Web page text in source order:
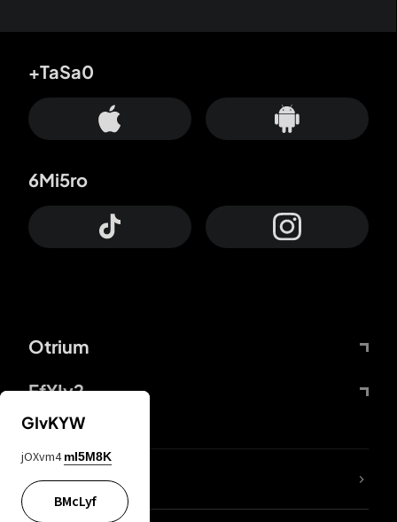
Otrium
FfYIy2
+TaSa0
6Mi5ro
Lj7sBL
GIvKYW
jOXvm4 mI5M8K
BMcLyf